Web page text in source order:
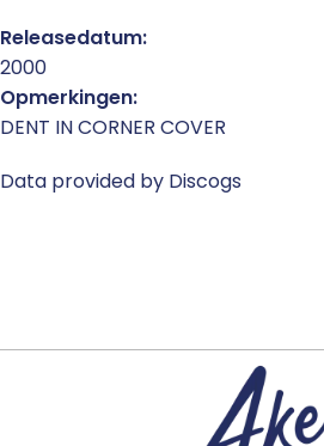
Releasedatum:
2000
Opmerkingen:
DENT IN CORNER COVER
Data provided by Discogs